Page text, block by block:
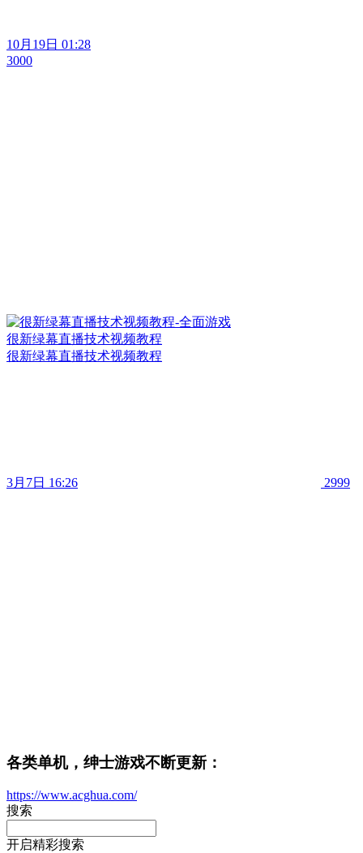
10月19日 01:28
3000
很新绿幕直播技术视频教程
很新绿幕直播技术视频教程
3月7日 16:26 2999
各类单机，绅士游戏不断更新：
https://www.acghua.com/
搜索
开启精彩搜索